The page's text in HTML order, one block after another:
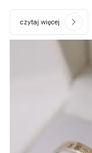
czytaj więcej